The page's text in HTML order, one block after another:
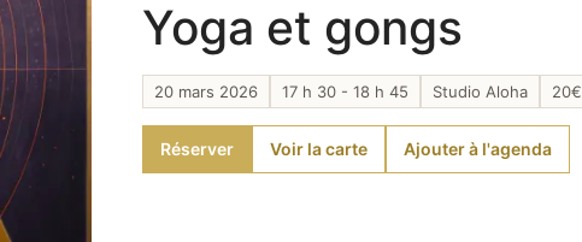
Yoga et gongs
20 mars 2026 17 h 30 - 18 h 45 Studio Aloha 20€
Réserver Voir la carte Ajouter à l'agenda